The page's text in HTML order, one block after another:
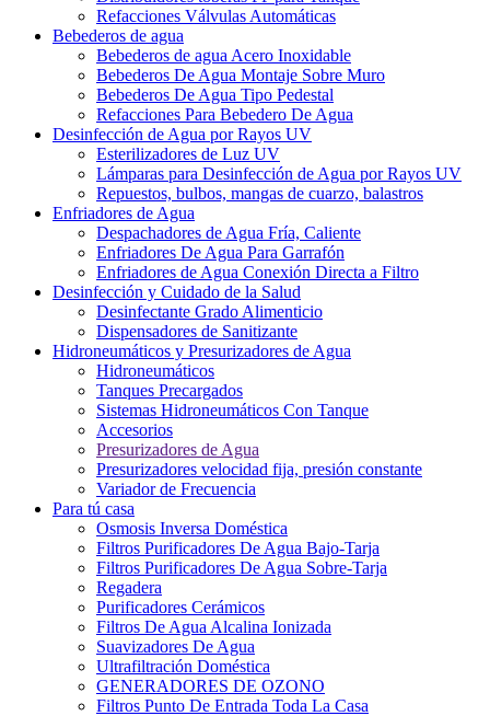
Refacciones Válvulas Automáticas
Bebederos de agua
Bebederos de agua Acero Inoxidable
Bebederos De Agua Montaje Sobre Muro
Bebederos De Agua Tipo Pedestal
Refacciones Para Bebedero De Agua
Desinfección de Agua por Rayos UV
Esterilizadores de Luz UV
Lámparas para Desinfección de Agua por Rayos UV
Repuestos, bulbos, mangas de cuarzo, balastros
Enfriadores de Agua
Despachadores de Agua Fría, Caliente
Enfriadores De Agua Para Garrafón
Enfriadores de Agua Conexión Directa a Filtro
Desinfección y Cuidado de la Salud
Desinfectante Grado Alimenticio
Dispensadores de Sanitizante
Hidroneumáticos y Presurizadores de Agua
Hidroneumáticos
Tanques Precargados
Sistemas Hidroneumáticos Con Tanque
Accesorios
Presurizadores de Agua
Presurizadores velocidad fija, presión constante
Variador de Frecuencia
Para tú casa
Osmosis Inversa Doméstica
Filtros Purificadores De Agua Bajo-Tarja
Filtros Purificadores De Agua Sobre-Tarja
Regadera
Purificadores Cerámicos
Filtros De Agua Alcalina Ionizada
Suavizadores De Agua
Ultrafiltración Doméstica
GENERADORES DE OZONO
Filtros Punto De Entrada Toda La Casa